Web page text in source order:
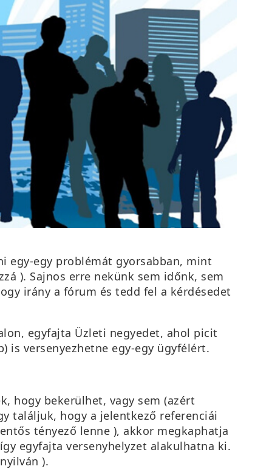
egy-egy problémát gyorsabban, mint
). Sajnos erre nekünk sem időnk, sem
irány a fórum és tedd fel a kérdésedet
egyfajta Üzleti negyedet, ahol picit
is versenyezhetne egy-egy ügyfélért.
hogy bekerülhet, vagy sem (azért
találjuk, hogy a jelentkező referenciái
tényező lenne ), akkor megkaphatja
egyfajta versenyhelyzet alakulhatna ki.
).